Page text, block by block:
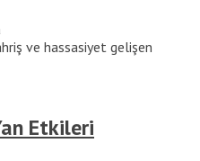
ve hassasiyet gelişen
Etkileri